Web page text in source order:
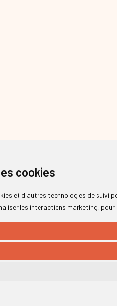
cookies
et d'autres technologies de suivi
les interactions marketing, pour